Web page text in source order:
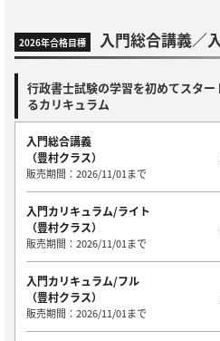
2026年合格目標 入門総合講義／
行政書士試験の学習を初めてスタ
るカリキュラム
入門総合講義
（豊村クラス）
販売期間：2026/11/01まで
入門カリキュラム/ライト
（豊村クラス）
販売期間：2026/11/01まで
入門カリキュラム/フル
（豊村クラス）
販売期間：2026/11/01まで